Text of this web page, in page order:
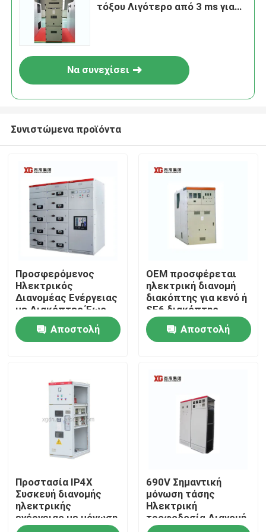
Προϊόντα
Περίπου εμείς
τόξου Λιγότερο από 3 ms για
Να συνεχίσει
Συνιστώμενα προϊόντα
Προσφερόμενος
Ηλεκτρικός
Διανομέας Ενέργειας
με Διακόπτες Έως
17.5 KV Ονομαστική
Τάση από OEM
Αποστολή
OEM προσφέρεται
ηλεκτρική διανομή
διακόπτης για κενό ή
SF6 διακόπτης
κυκλωμάτων και
θερμοκρασία
περιβάλλοντος -5C-
Αποστολή
Προστασία IP4X
Συσκευή διανομής
ηλεκτρικής
ενέργειας με μόνωση
690V Σημαντική
μόνωση τάσης
Ηλεκτρική
τροφοδοσία Διανομή